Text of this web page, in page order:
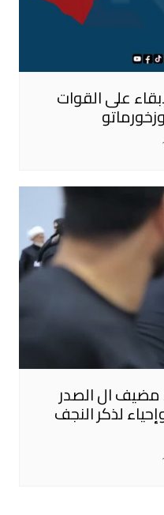
على القوات
مضيف ال الصدر
لذكر النجف